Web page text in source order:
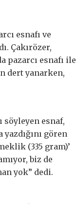
esnafı ve
Çakırözer,
esnafı ile
dert yanarken,
esnaf,
gören
(335 gram)’
biz de
yok” dedi.